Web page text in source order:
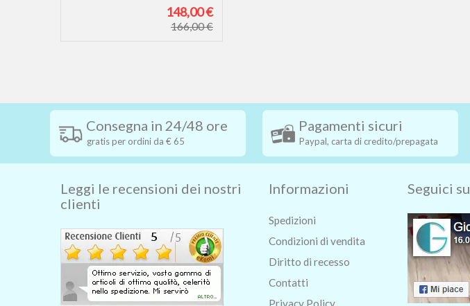
148,00 €
166,00 €
Consegna in 24/48 ore
gratis per ordini da € 65
Pagamenti sicuri
Paypal, carta di credito/prepagata
Leggi le recensioni dei nostri
clienti
Informazioni
Spedizioni
Condizioni di vendita
Diritto di recesso
Contatti
Privacy Policy
Seguici su